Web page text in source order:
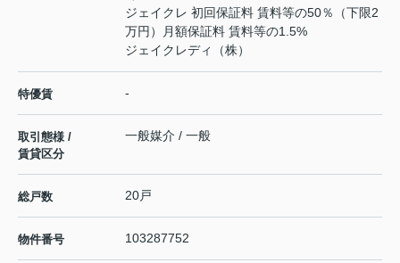
ジェイクレ 初回保証料 賃料等の50％（下限2
万円）月額保証料 賃料等の1.5%
ジェイクレディ（株）
特優賃 -
取引態様 /
賃貸区分
一般媒介 / 一般
総戸数 20戸
物件番号 103287752